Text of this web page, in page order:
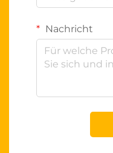
Nachricht